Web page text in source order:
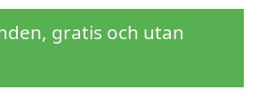
gratis och utan